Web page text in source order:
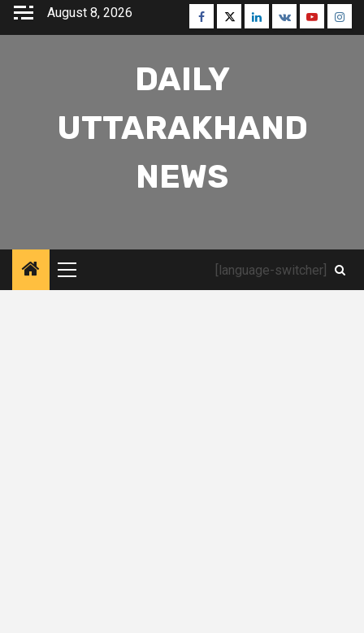
Skip
August 8, 2026 Facebook
TwitterLinkedin
VK Youtube
DAILY
UTTARAKHAND
NEWS
Primary
Menu
[language-switcher]